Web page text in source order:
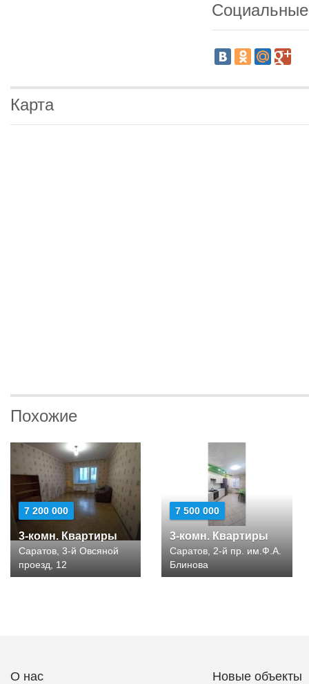
Карта
Похожие
7 200 000
3-комн. Квартиры
Саратов, 3-й Овсяной
проезд, 12
7 500 000
3-комн. Квартиры
Саратов, 2-й пр. им.Ф.А.
Блинова
О нас Новые объекты